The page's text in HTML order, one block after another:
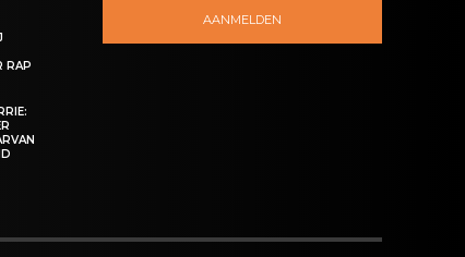
RAP
AANMELDEN